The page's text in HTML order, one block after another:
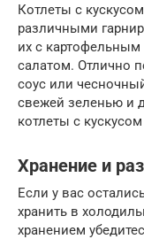
Котлеты с
различными
их с
салатом. Отлично
соус или
свежей зеленью и
котлеты с
Хранение и
Если у вас
хранить в
хранением